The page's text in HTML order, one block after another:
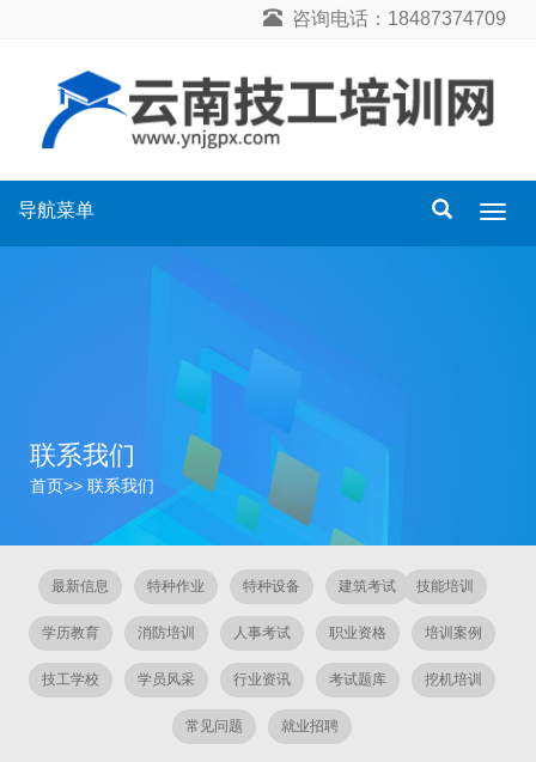
咨询电话：18487374709
导
导航菜单
联系我们
首页>> 联系我们
最新信息 特种作业 特种设备 建筑考试 技能培训
学历教育 消防培训 人事考试 职业资格 培训案例
技工学校 学员风采 行业资讯 考试题库 挖机培训
常见问题 就业招聘